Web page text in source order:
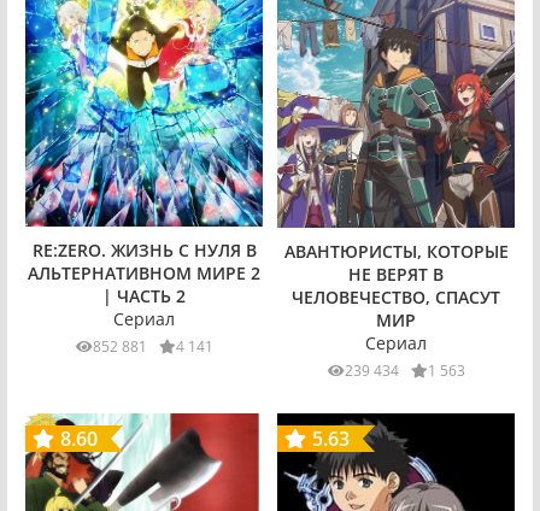
RE:ZERO. ЖИЗНЬ С НУЛЯ В
АЛЬТЕРНАТИВНОМ МИРЕ 2
| ЧАСТЬ 2
Сериал
852 881 4 141
АВАНТЮРИСТЫ, КОТОРЫЕ
НЕ ВЕРЯТ В
ЧЕЛОВЕЧЕСТВО, СПАСУТ
МИР
Сериал
239 434 1 563
8.60 5.63